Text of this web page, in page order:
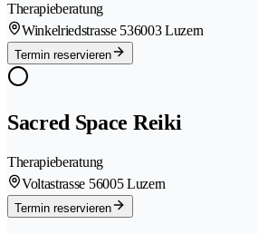
Therapieberatung
Winkelriedstrasse 536003 Luzern
Termin reservieren
Sacred Space Reiki
Therapieberatung
Voltastrasse 56005 Luzern
Termin reservieren